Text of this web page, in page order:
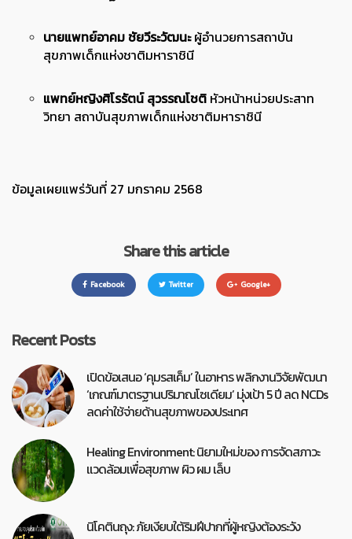
นายแพทย์อาคม ชัยวีระวัฒนะผู้อำนวยการสถาบัน
สุขภาพเด็กแห่งชาติมหาราชินี
แพทย์หญิงศิโรรัตน์ สุวรรณโชติ หัวหน้าหน่วยประสาท
วิทยา สถาบันสุขภาพเด็กแห่งชาติมหาราชินี
ข้อมูลเผยแพร่วันที่ 27 มกราคม 2568
Share this article
Facebook Twitter Google+
Recent Posts
เปิดข้อเสนอ ‘คุมรสเค็ม’ ในอาหาร พลิกงานวิจัยพัฒนา
‘เกณฑ์มาตรฐานปริมาณโซเดียม’ มุ่งเป้า 5 ปี ลด NCDs
ลดค่าใช้จ่ายด้านสุขภาพของประเทศ
Healing Environment: นิยามใหม่ของ การจัดสภาวะ
แวดล้อมเพื่อสุขภาพ ผิว ผม เล็บ
นิโคตินถุง: ภัยเงียบใต้ริมฝีปากที่ผู้หญิงต้องระวัง